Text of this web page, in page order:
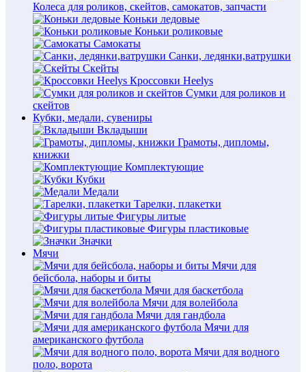
Колеса для роликов, скейтов, самокатов, запчасти
Коньки ледовые
Коньки роликовые
Самокаты
Санки, ледянки,ватрушки
Скейты
Кроссовки Heelys
Сумки для роликов и
скейтов
Кубки, медали, сувениры
Вкладыши
Грамоты, дипломы,
книжки
Комплектующие
Кубки
Медали
Тарелки, плакетки
Фигуры литые
Фигуры пластиковые
Значки
Мячи
Мячи для
бейсбола, наборы и биты
Мячи для баскетбола
Мячи для волейбола
Мячи для гандбола
Мячи для
американского футбола
Мячи для водного
поло, ворота